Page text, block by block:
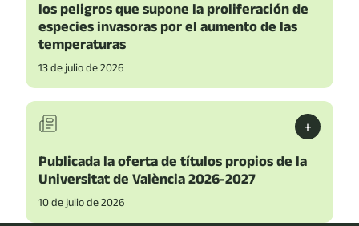
los peligros que supone la proliferación de
especies invasoras por el aumento de las
temperaturas
13 de julio de 2026
+
Publicada la oferta de títulos propios de la
Universitat de València 2026-2027
10 de julio de 2026